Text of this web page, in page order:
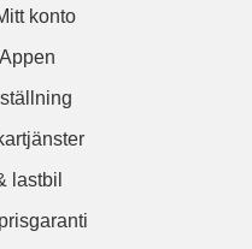
konto
lastbil